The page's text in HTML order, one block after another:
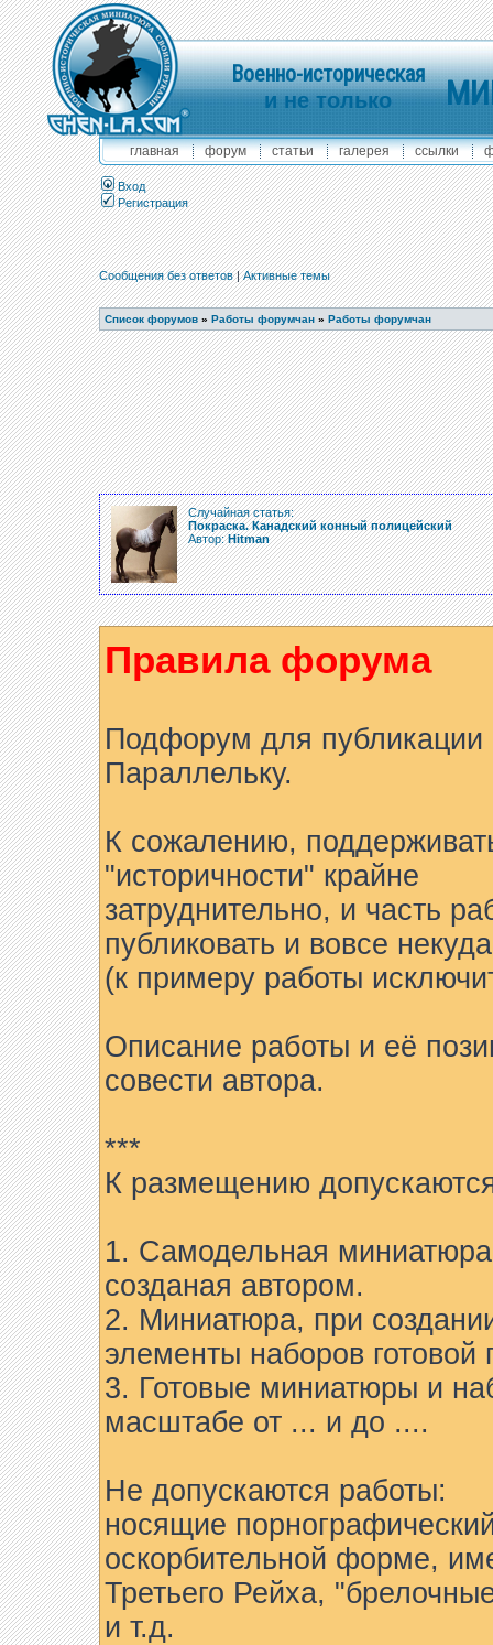
Военно-историческая
и не только
главная форум статьи галерея ссылки
Вход
Регистрация
Сообщения без ответов|Активные темы
Список форумов » Работы форумчан » Работы форумчан
Случайная статья:
Покраска. Канадский конный полицейский
Автор:Hitman
Правила форума
Подфорум для
Параллельку.
К сожалению,
"историчности" крайне
затруднительно, и часть
публиковать и вовсе
(к примеру работы
Описание работы и её
совести автора.
***
К размещению
1. Самодельная
созданая автором.
2. Миниатюра, при
элементы наборов готовой
3. Готовые миниатюры и
масштабе от ... и до ....
Не допускаются работы:
носящие
оскорбительной форме,
Третьего Рейха,
и т.д.